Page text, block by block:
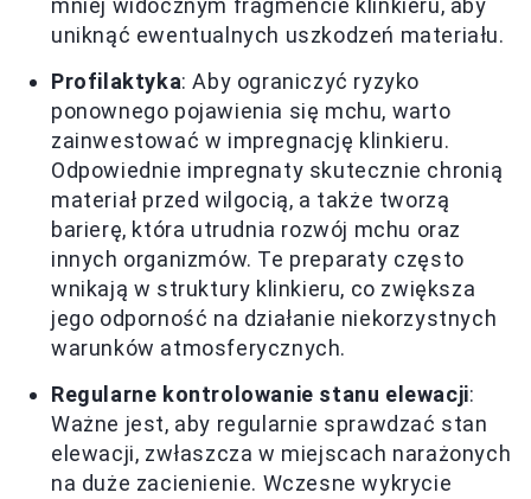
mniej widocznym fragmencie klinkieru, aby
uniknąć ewentualnych uszkodzeń materiału.
Profilaktyka: Aby ograniczyć ryzyko
ponownego pojawienia się mchu, warto
zainwestować w impregnację klinkieru.
Odpowiednie impregnaty skutecznie chronią
materiał przed wilgocią, a także tworzą
barierę, która utrudnia rozwój mchu oraz
innych organizmów. Te preparaty często
wnikają w struktury klinkieru, co zwiększa
jego odporność na działanie niekorzystnych
warunków atmosferycznych.
Regularne kontrolowanie stanu elewacji:
Ważne jest, aby regularnie sprawdzać stan
elewacji, zwłaszcza w miejscach narażonych
na duże zacienienie. Wczesne wykrycie